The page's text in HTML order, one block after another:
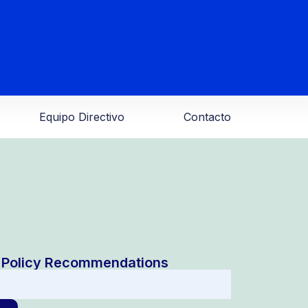
Equipo Directivo Contacto
Recommendations